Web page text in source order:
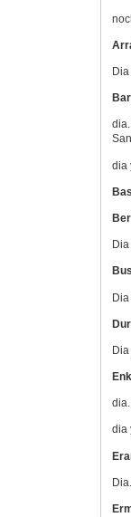
dia
dia